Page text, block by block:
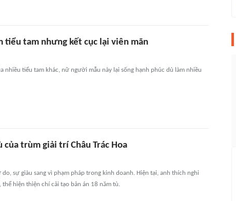
tiểu tam nhưng kết cục lại viên mãn
nhiều tiểu tam khác, nữ người mẫu này lại sống hạnh phúc dù làm nhiều
của trùm giải trí Châu Trác Hoa
do, sự giàu sang vì phạm pháp trong kinh doanh. Hiện tại, anh thích nghi
thể hiện thiện chí cải tạo bản án 18 năm tù.